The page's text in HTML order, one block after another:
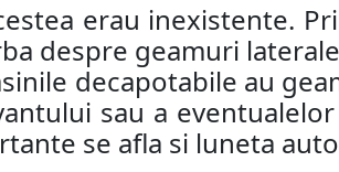
erau inexistente.
despre geamuri
decapotabile au
sau a
se afla si luneta